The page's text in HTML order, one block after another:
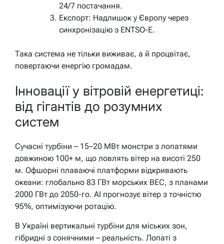
24/7 постачання.
Експорт: Надлишок у Європу через
синхронізацію з ENTSO-E.
Така система не тільки виживає, а й процвітає,
повертаючи енергію громадам.
Інновації у вітровій енергетиці:
від гігантів до розумних
систем
Сучасні турбіни – 15–20 МВт монстри з лопатями
довжиною 100+ м, що ловлять вітер на висоті 250
м. Офшорні плаваючі платформи відкривають
океани: глобально 83 ГВт морських ВЕС, з планами
2000 ГВт до 2050-го. AI прогнозує вітер з точністю
95%, оптимізуючи ротацію.
В Україні вертикальні турбіни для міських зон,
гібридні з сонячними – реальність. Лопаті з